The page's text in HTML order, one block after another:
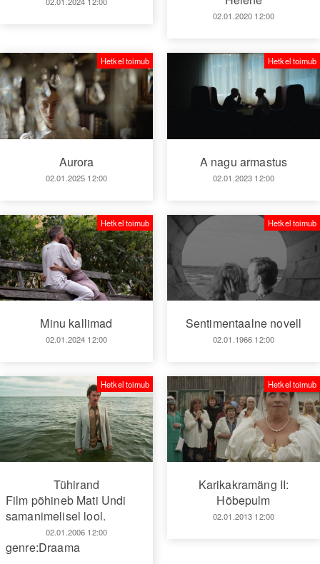
02.01.2020 12:00
Aurora
02.01.2025 12:00
Hetkel toimub
A nagu armastus
02.01.2023 12:00
Hetkel toimub
Minu kallimad
02.01.2024 12:00
Hetkel toimub
Sentimentaalne novell
02.01.1966 12:00
Hetkel toimub
Tühirand
Film põhineb Mati Undi
samanimelisel lool.
02.01.2006 12:00
Hetkel toimub
genre:Draama
Karikakramäng II:
Hõbepulm
02.01.2013 12:00
Hetkel toimub